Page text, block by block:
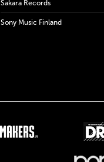
Sakara Records
Sony Music Finland